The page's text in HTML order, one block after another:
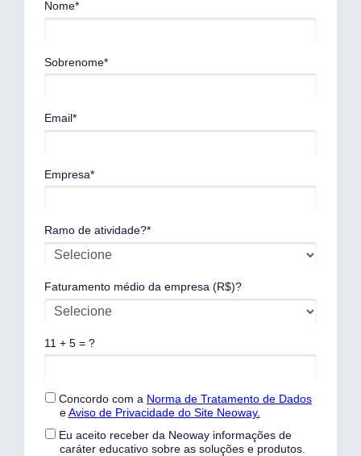
Nome*
Sobrenome*
Email*
Empresa*
Ramo de atividade?*
Faturamento médio da empresa (R$)?
11 + 5 = ?
Concordo com a Norma de Tratamento de Dados
eAviso de Privacidade do Site Neoway.
Eu aceito receber da Neoway informações de
caráter educativo sobre as soluções e produtos.